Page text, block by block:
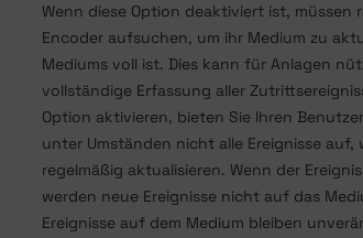
Wenn diese Option deaktiviert ist, müssen
Encoder aufsuchen, um ihr Medium zu
Mediums voll ist. Dies kann für Anlagen
vollständige Erfassung aller
Option aktivieren, bieten Sie Ihren
unter Umständen nicht alle Ereignisse
regelmäßig aktualisieren. Wenn der
werden neue Ereignisse nicht auf das
Ereignisse auf dem Medium bleiben